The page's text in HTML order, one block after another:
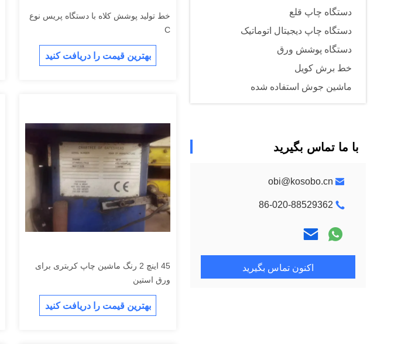
دستگاه چاپ قلع
دستگاه چاپ دیجیتال اتوماتیک
دستگاه پوشش ورق
خط برش کویل
ماشین جوش استفاده شده
با ما تماس بگیرید
obi@kosobo.cn
86-020-88529362
اکنون تماس بگیرید
خط توليد پوشش کلاه با دستگاه پريس نوع
C
بهترین قیمت را دریافت کنید
45 اینچ 2 رنگ ماشین چاپ کربتری برای
ورق استین
بهترین قیمت را دریافت کنید